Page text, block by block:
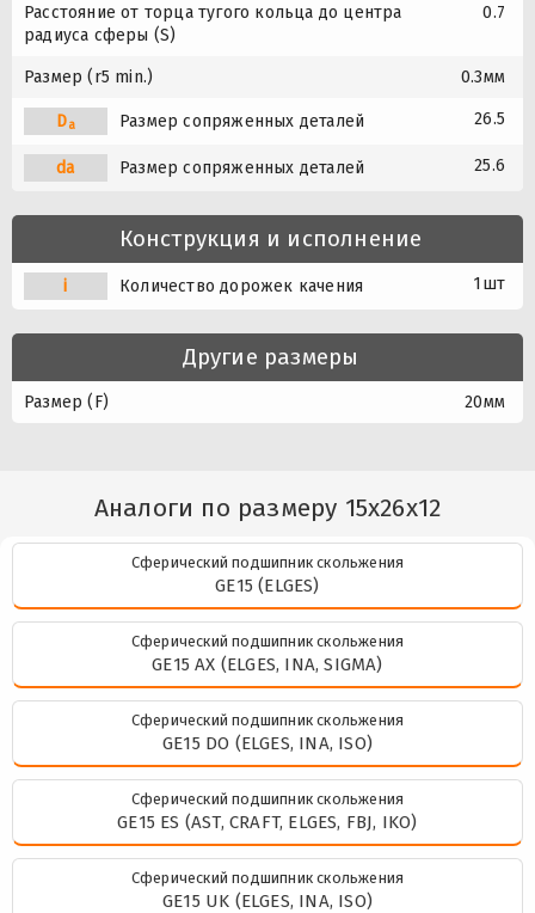
Расстояние от торца тугого кольца до центра
радиуса сферы (S)
0.7
Размер (r5 min.) 0.3мм
Da Размер сопряженных деталей 26.5
da Размер сопряженных деталей 25.6
Конструкция и исполнение
i Количество дорожек качения 1шт
Другие размеры
Размер (F) 20мм
Аналоги по размеру 15x26x12
Сферический подшипник скольжения
GE15 (ELGES)
Сферический подшипник скольжения
GE15 AX (ELGES, INA, SIGMA)
Сферический подшипник скольжения
GE15 DO (ELGES, INA, ISO)
Сферический подшипник скольжения
GE15 ES (AST, CRAFT, ELGES, FBJ, IKO)
Сферический подшипник скольжения
GE15 UK (ELGES, INA, ISO)